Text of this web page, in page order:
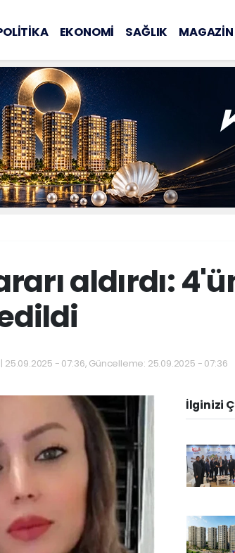
EKONOMİ SAĞLIK MAGAZİN
aldırdı:
- 07:36, Güncelleme: 25.09.2025 - 07:36
İlginizi